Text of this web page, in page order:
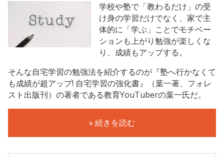
学校や塾で「教わるだけ」の受
け身の学習だけでなく、家で主
体的に「学ぶ」ことでモチベー
ションも上がり勉強が楽しくな
り、成績もアップする。
そんな自宅学習の勉強法を紹介するのが『塾へ行かなくて
も成績が超アップ! 自宅学習の強化書』（葉一著、フォレ
スト出版刊）の著者である教育YouTuberの葉一氏だ。
» 続きを読む